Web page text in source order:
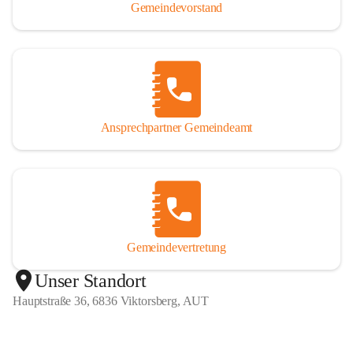
Gemeindevorstand
Ansprechpartner Gemeindeamt
Gemeindevertretung
Unser Standort
Hauptstraße 36, 6836 Viktorsberg, AUT